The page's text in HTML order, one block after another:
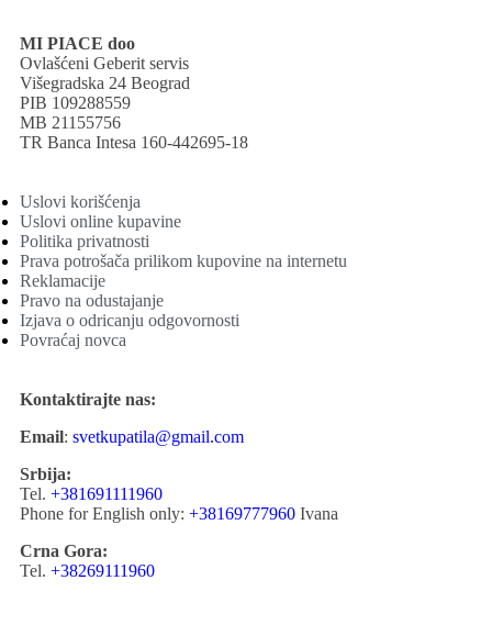
MI PIACE doo
Ovlašćeni Geberit servis
Višegradska 24 Beograd
PIB 109288559
MB 21155756
TR Banca Intesa 160-442695-18
Uslovi korišćenja
Uslovi online kupavine
Politika privatnosti
Prava potrošača prilikom kupovine na internetu
Reklamacije
Pravo na odustajanje
Izjava o odricanju odgovornosti
Povraćaj novca
Kontaktirajte nas:
Email: svetkupatila@gmail.com
Srbija:
Tel. +381691111960
Phone for English only: +38169777960 Ivana
Crna Gora:
Tel. +38269111960